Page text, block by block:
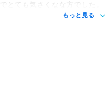
とても気さくなな方でした。
もっと見る